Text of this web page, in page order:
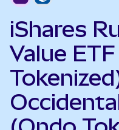
iShares
Value